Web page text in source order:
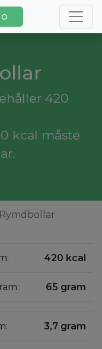
420
kcal måste
Rymdbollar
420 kcal
65 gram
3,7 gram